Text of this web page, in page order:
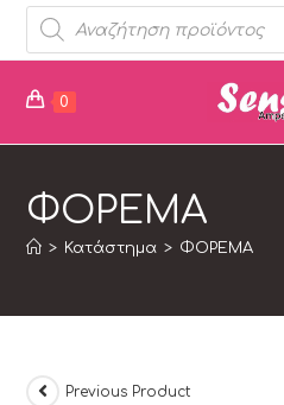
0
ΦΟΡΕΜΑ
> Κατάστημα > ΦΟΡΕΜΑ
Previous Product